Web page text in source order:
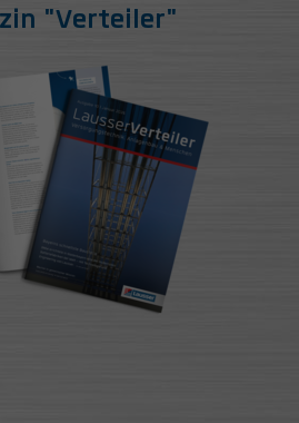
"Verteiler"